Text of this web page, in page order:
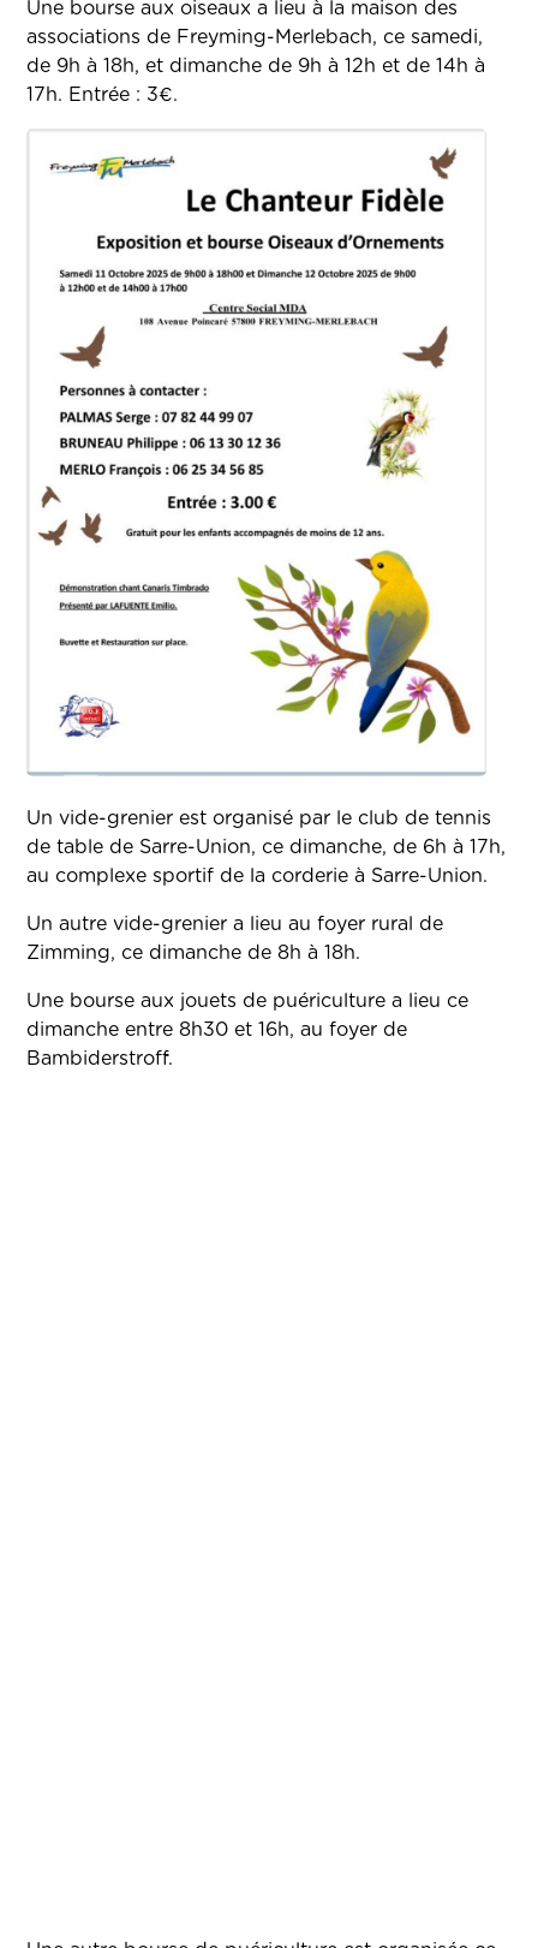
Une bourse aux oiseaux a lieu à la maison des
associations de Freyming-Merlebach, ce samedi,
de 9h à 18h, et dimanche de 9h à 12h et de 14h à
17h. Entrée : 3€.
Un vide-grenier est organisé par le club de tennis
de table de Sarre-Union, ce dimanche, de 6h à 17h,
au complexe sportif de la corderie à Sarre-Union.
Un autre vide-grenier a lieu au foyer rural de
Zimming, ce dimanche de 8h à 18h.
Une bourse aux jouets de puériculture a lieu ce
dimanche entre 8h30 et 16h, au foyer de
Bambiderstroff.